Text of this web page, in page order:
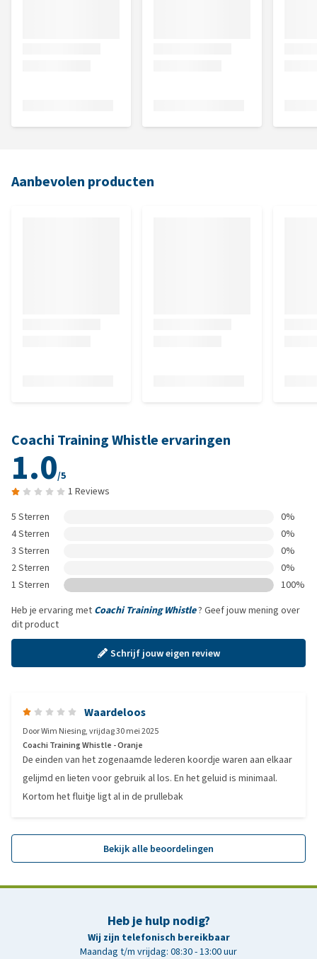
Aanbevolen producten
Coachi Training Whistle ervaringen
1.0/5
1 Reviews
5 Sterren
0%
4 Sterren
0%
3 Sterren
0%
2 Sterren
0%
1 Sterren
100%
Heb je ervaring met Coachi Training Whistle? Geef jouw mening over
dit product
Schrijf jouw eigen review
Waardeloos
DoorWim Niesing,vrijdag 30 mei 2025
Coachi Training Whistle - Oranje
De einden van het zogenaamde lederen koordje waren aan elkaar
gelijmd en lieten voor gebruik al los. En het geluid is minimaal.
Kortom het fluitje ligt al in de prullebak
Bekijk alle beoordelingen
Heb je hulp nodig?
Wij zijn telefonisch bereikbaar
Maandag t/m vrijdag: 08:30 - 13:00 uur